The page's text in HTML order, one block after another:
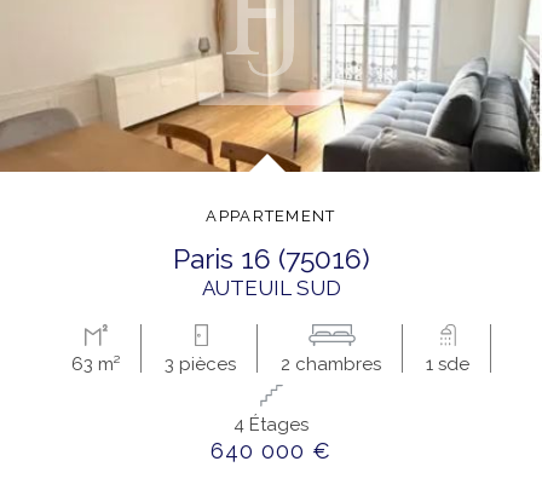
APPARTEMENT
paris 16 (75016)
AUTEUIL SUD
63 m² 3 pièces 2 chambres 1 sde
4 Étages
640 000 €